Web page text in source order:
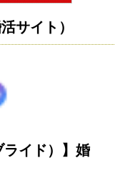
サイト）
ライド）】婚